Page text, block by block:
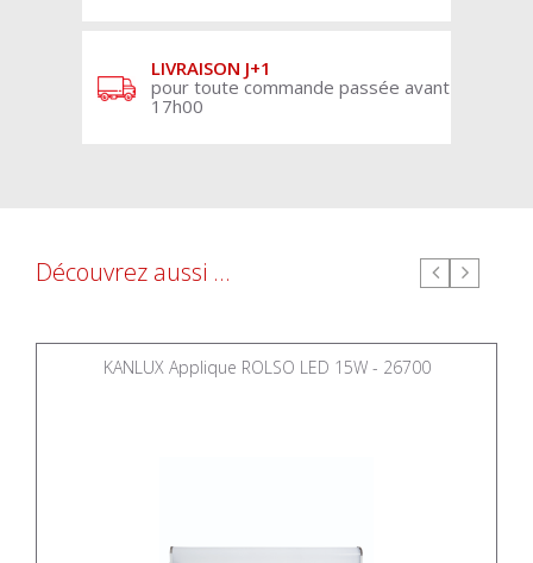
LIVRAISON J+1
pour toute commande passée avant
17h00
Découvrez aussi ...
KANLUX Applique ROLSO LED 15W - 26700